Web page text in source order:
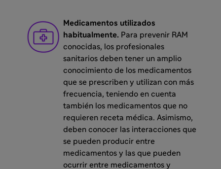
Medicamentos utilizados
habitualmente. Para prevenir RAM
conocidas, los profesionales
sanitarios deben tener un amplio
conocimiento de los medicamentos
que se prescriben y utilizan con más
frecuencia, teniendo en cuenta
también los medicamentos que no
requieren receta médica. Asimismo,
deben conocer las interacciones que
se pueden producir entre
medicamentos y las que pueden
ocurrir entre medicamentos y